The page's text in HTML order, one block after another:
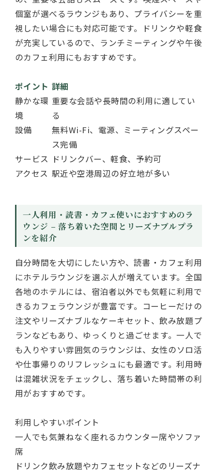
個室が選べるラウンジもあり、プライバシーを重
視したい場合にも対応可能です。ドリンクや軽食
が充実しているので、ランチミーティングや午後
のカフェ利用にもおすすめです。
ポイント 詳細
静かな環
境
重要な会話や長時間の利用に適してい
る
設備
無料Wi-Fi、電源、ミーティングスペー
ス完備
サービス ドリンクバー、軽食、予約可
アクセス 駅近や空港周辺の好立地が多い
一人利用・読書・カフェ使いにおすすめのラ
ウンジ – 落ち着いた空間とリーズナブルプラ
ンを紹介
自分時間を大切にしたい方や、読書・カフェ利用
にホテルラウンジを選ぶ人が増えています。全国
各地のホテルには、宿泊者以外でも気軽に利用で
きるカフェラウンジが豊富です。コーヒーだけの
注文やリーズナブルなケーキセット、飲み放題プ
ランなどもあり、ゆっくりと過ごせます。一人で
も入りやすい雰囲気のラウンジは、女性のソロ活
や仕事帰りのリフレッシュにも最適です。利用時
は混雑状況をチェックし、落ち着いた時間帯の利
用がおすすめです。
利用しやすいポイント
一人でも気兼ねなく座れるカウンター席やソファ
席
ドリンク飲み放題やカフェセットなどのリーズナ